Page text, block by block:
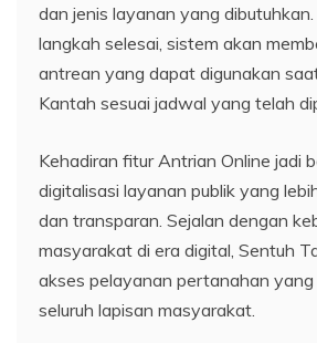
dan jenis layanan yang
langkah selesai, sistem akan
antrean yang dapat digunakan
Kantah sesuai jadwal yang telah
Kehadiran fitur Antrian Online jadi
digitalisasi layanan publik yang
dan transparan. Sejalan dengan
masyarakat di era digital, Sentuh
akses pelayanan pertanahan yang
seluruh lapisan masyarakat.